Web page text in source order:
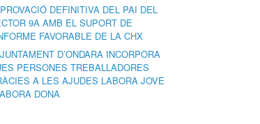
DEFINITIVA DEL PAI DEL
9A AMB EL SUPORT DE
FAVORABLE DE LA CHX
D’ONDARA INCORPORA
PERSONES TREBALLADORES
A LES AJUDES LABORA JOVE
DONA